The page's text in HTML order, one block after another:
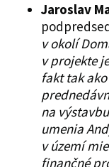
Jaroslav
v okolí
v projekte
fakt tak
na
umenia
v území
finančné